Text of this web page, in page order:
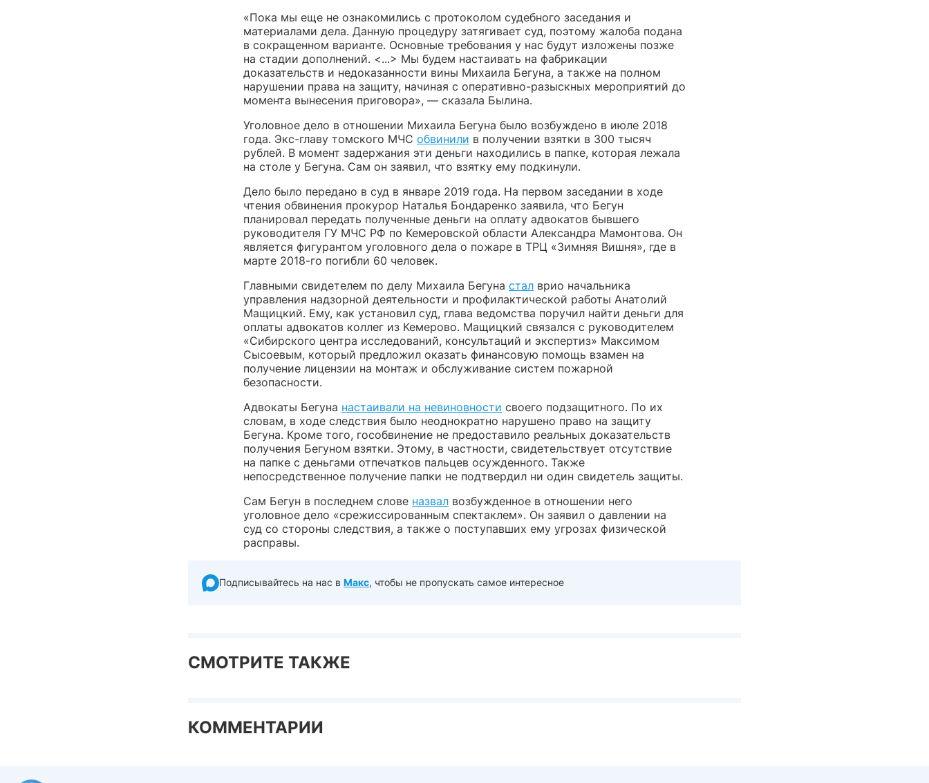
«Пока мы еще не ознакомились с протоколом судебного заседания и
материалами дела. Данную процедуру затягивает суд, поэтому жалоба подана
в сокращенном варианте. Основные требования у нас будут изложены позже
на стадии дополнений. <...> Мы будем настаивать на фабрикации
доказательств и недоказанности вины Михаила Бегуна, а также на полном
нарушении права на защиту, начиная с оперативно-разыскных мероприятий до
момента вынесения приговора», — сказала Былина.
Уголовное дело в отношении Михаила Бегуна было возбуждено в июле 2018
года. Экс-главу томского МЧС обвинили в получении взятки в 300 тысяч
рублей. В момент задержания эти деньги находились в папке, которая лежала
на столе у Бегуна. Сам он заявил, что взятку ему подкинули.
Дело было передано в суд в январе 2019 года. На первом заседании в ходе
чтения обвинения прокурор Наталья Бондаренко заявила, что Бегун
планировал передать полученные деньги на оплату адвокатов бывшего
руководителя ГУ МЧС РФ по Кемеровской области Александра Мамонтова. Он
является фигурантом уголовного дела о пожаре в ТРЦ «Зимняя Вишня», где в
марте 2018-го погибли 60 человек.
Главными свидетелем по делу Михаила Бегуна стал врио начальника
управления надзорной деятельности и профилактической работы Анатолий
Мащицкий. Ему, как установил суд, глава ведомства поручил найти деньги для
оплаты адвокатов коллег из Кемерово. Мащицкий связался с руководителем
«Сибирского центра исследований, консультаций и экспертиз» Максимом
Сысоевым, который предложил оказать финансовую помощь взамен на
получение лицензии на монтаж и обслуживание систем пожарной
безопасности.
Адвокаты Бегуна настаивали на невиновности своего подзащитного. По их
словам, в ходе следствия было неоднократно нарушено право на защиту
Бегуна. Кроме того, гособвинение не предоставило реальных доказательств
получения Бегуном взятки. Этому, в частности, свидетельствует отсутствие
на папке с деньгами отпечатков пальцев осужденного. Также
непосредственное получение папки не подтвердил ни один свидетель защиты.
Сам Бегун в последнем слове назвал возбужденное в отношении него
уголовное дело «срежиссированным спектаклем». Он заявил о давлении на
суд со стороны следствия, а также о поступавших ему угрозах физической
расправы.
Подписывайтесь на нас в Макс, чтобы не пропускать самое интересное
СМОТРИТЕ ТАКЖЕ
КОММЕНТАРИИ